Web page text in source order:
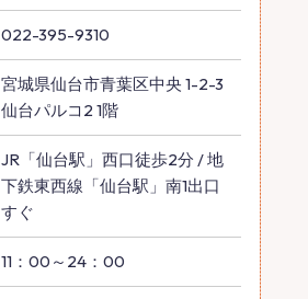
022-395-9310
宮城県仙台市青葉区中央 1-2-3
仙台パルコ2 1階
JR「仙台駅」西口徒歩2分 / 地
下鉄東西線「仙台駅」南1出口
すぐ
11：00～24：00